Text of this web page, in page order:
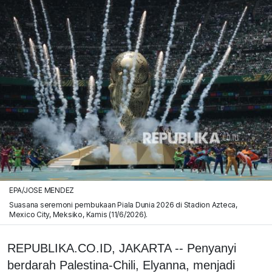
EPA/JOSE MENDEZ
Suasana seremoni pembukaan Piala Dunia 2026 di Stadion Azteca,
Mexico City, Meksiko, Kamis (11/6/2026).
REPUBLIKA.CO.ID, JAKARTA -- Penyanyi
berdarah Palestina-Chili, Elyanna, menjadi